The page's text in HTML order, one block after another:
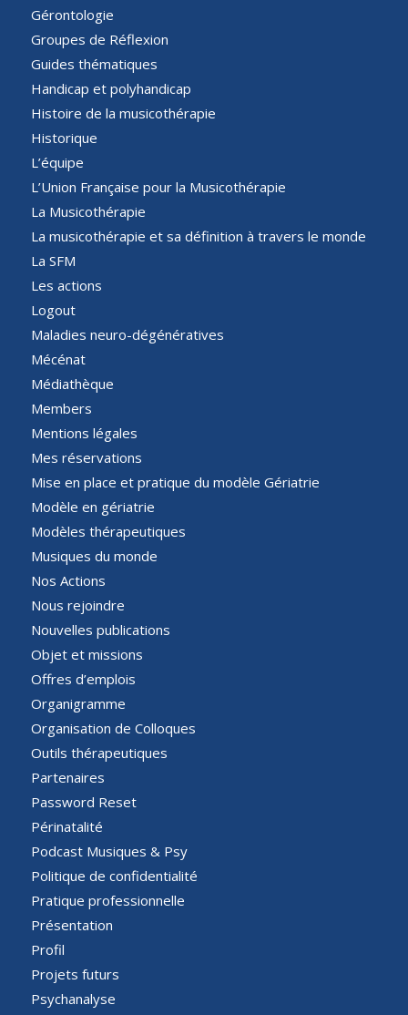
Gérontologie
Groupes de Réflexion
Guides thématiques
Handicap et polyhandicap
Histoire de la musicothérapie
Historique
L’équipe
L’Union Française pour la Musicothérapie
La Musicothérapie
La musicothérapie et sa définition à travers le monde
La SFM
Les actions
Logout
Maladies neuro-dégénératives
Mécénat
Médiathèque
Members
Mentions légales
Mes réservations
Mise en place et pratique du modèle Gériatrie
Modèle en gériatrie
Modèles thérapeutiques
Musiques du monde
Nos Actions
Nous rejoindre
Nouvelles publications
Objet et missions
Offres d’emplois
Organigramme
Organisation de Colloques
Outils thérapeutiques
Partenaires
Password Reset
Périnatalité
Podcast Musiques & Psy
Politique de confidentialité
Pratique professionnelle
Présentation
Profil
Projets futurs
Psychanalyse